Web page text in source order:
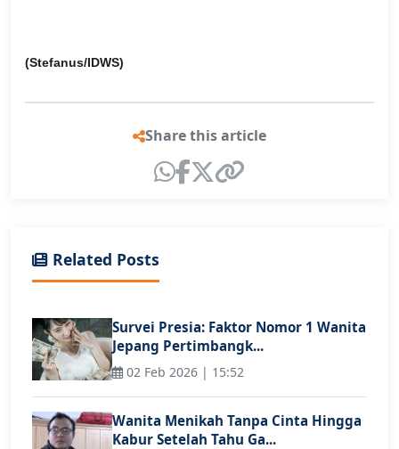
(Stefanus/IDWS)
Share this article
Related Posts
Survei Presia: Faktor Nomor 1 Wanita
Jepang Pertimbangk...
02 Feb 2026 | 15:52
Wanita Menikah Tanpa Cinta Hingga
Kabur Setelah Tahu Ga...